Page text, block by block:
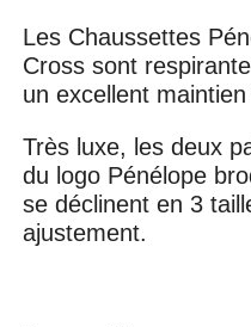
Les Chaussettes
Cross sont
un excellent
Très luxe, les deux
du logo Pénélope
se déclinent en 3
ajustement.